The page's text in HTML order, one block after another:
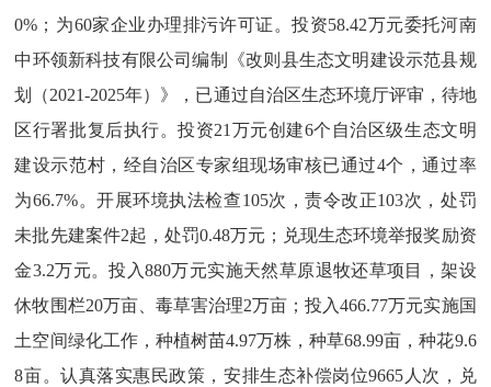
0%； 为60家企业办理排污许可证 。投资58.42万元委托河南
中环领新科技有限公司编制《改则县生态文明建设示范县规
划（2021-2025年）》， 已通过自治区生态环境厅评审，待地
区行署批复后执行。投资21万元创建6个自治区级生态文明
建设示范村，经自治区专家组现场审核已通过4个，通过率
为66.7%。开展环境执法检查105次，责令改正103次，处罚
未批先建案件2起 ，处罚0.48万元；兑现生态环境举报奖励资
金3.2万元。投入880万元实施天然草原退牧还草项目，架设
休牧围栏20万亩、毒草害治理2万亩 ；投入466.77万元实施国
土空间绿化工作，种植树苗4.97万株，种草68.99亩，种花9.6
8亩。认真落实惠民政策，安排生态补偿岗位9665 人 次 ，兑